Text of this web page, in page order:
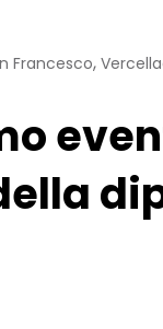
Francesco,